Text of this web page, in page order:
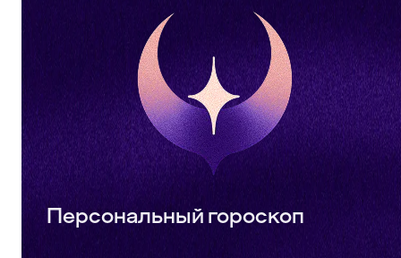
Персональный гороскоп